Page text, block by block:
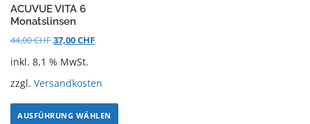
ACUVUE VITA 6
Monatslinsen
44,00CHF37,00CHF
inkl. 8,1 % MwSt.
zzgl. Versandkosten
AUSFÜHRUNG WÄHLEN